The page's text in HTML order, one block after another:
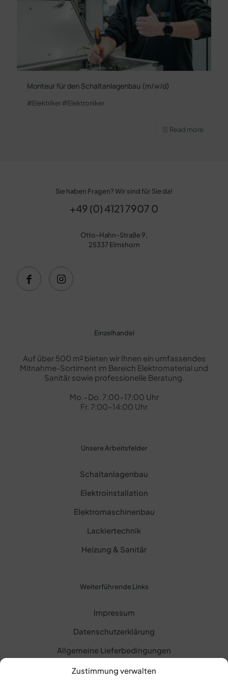
Zustimmung verwalten
Monteur für den Schaltanlagenbau (m/w/d)
#Elektriker #Elektroniker
Read more
Sie haben Fragen? Wir sind für Sie da!
+49 (0) 4121 7907 0
Otto-Hahn-Straße 9,
25337 Elmshorn
Einzelhandel
Auf über 500 m² bieten wir Ihnen ein umfassendes
Mitnahme-Sortiment im Bereich Elektromaterial und
Sanitär sowie professionelle Beratung.
Mo.–Do. 7:00–17:00 Uhr
Fr. 7:00–14:00 Uhr
Unsere Arbeitsfelder
Schaltanlagenbau
Elektroinstallation
Elektromaschinenbau
Lackiertechnik
Heizung & Sanitär
Weiterführende Links
Impressum
Datenschutzerklärung
Allgemeine Lieferbedingungen
Zoller GmbH| All Rights Reserved